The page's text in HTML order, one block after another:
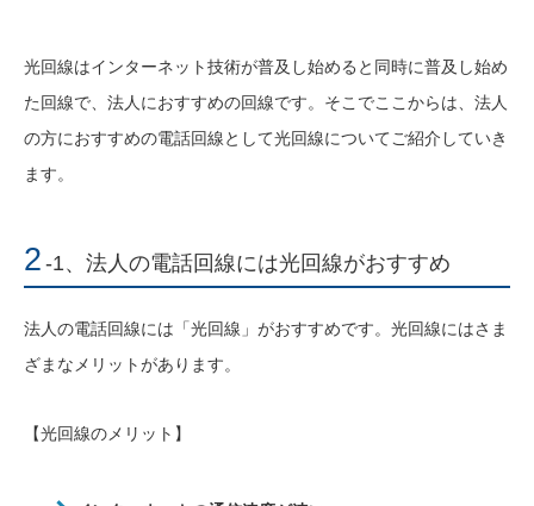
光回線はインターネット技術が普及し始めると同時に普及し始め
た回線で、法人におすすめの回線です。そこでここからは、法人
の方におすすめの電話回線として光回線についてご紹介していき
ます。
2 -1、法人の電話回線には光回線がおすすめ
法人の電話回線には「光回線」がおすすめです。光回線にはさま
ざまなメリットがあります。
【光回線のメリット】